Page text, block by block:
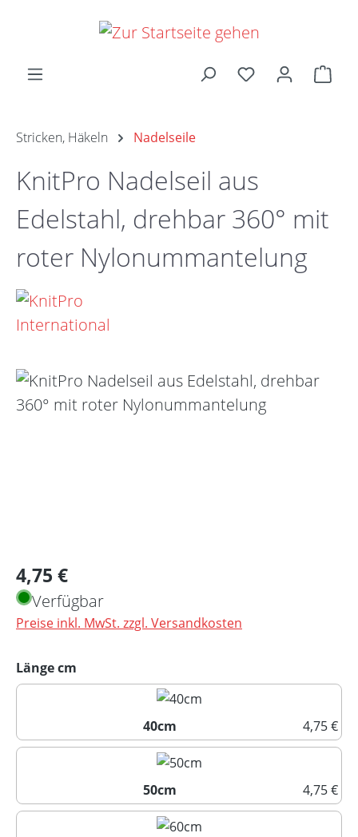
Zum Hauptinhalt springen
Stricken, Häkeln Nadelseile
KnitPro Nadelseil aus
Edelstahl, drehbar 360° mit
roter Nylonummantelung
Bildergalerie überspringen
Regulärer Preis:
4,75 €
Verfügbar
Preise inkl. MwSt. zzgl. Versandkosten
Länge cm
40cm
4,75 €
40cm
50cm
4,75 €
50cm